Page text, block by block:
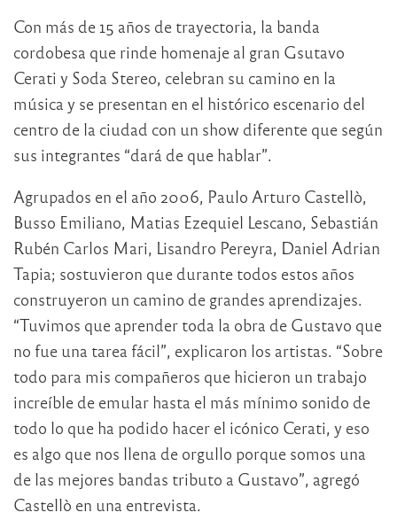
Con más de 15 años de trayectoria, la banda
cordobesa que rinde homenaje al gran Gsutavo
Cerati y Soda Stereo, celebran su camino en la
música y se presentan en el histórico escenario del
centro de la ciudad con un show diferente que según
sus integrantes “dará de que hablar”.
Agrupados en el año 2006, Paulo Arturo Castellò,
Busso Emiliano, Matias Ezequiel Lescano, Sebastián
Rubén Carlos Mari, Lisandro Pereyra, Daniel Adrian
Tapia; sostuvieron que durante todos estos años
construyeron un camino de grandes aprendizajes.
“Tuvimos que aprender toda la obra de Gustavo que
no fue una tarea fácil”, explicaron los artistas. “Sobre
todo para mis compañeros que hicieron un trabajo
increíble de emular hasta el más mínimo sonido de
todo lo que ha podido hacer el icónico Cerati, y eso
es algo que nos llena de orgullo porque somos una
de las mejores bandas tributo a Gustavo”, agregó
Castellò en una entrevista.